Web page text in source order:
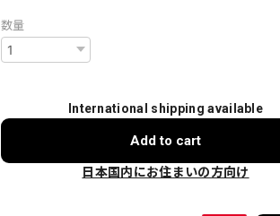
数量
International shipping available
Add to cart
日本国内にお住まいの方向け